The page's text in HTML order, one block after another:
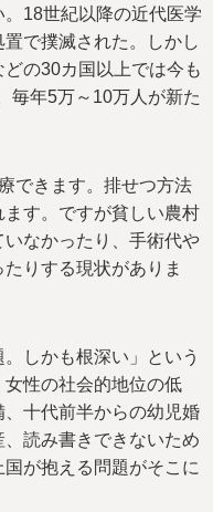
18世紀以降の近代医学
で撲滅された。しかし
の30カ国以上では今も
毎年5万～10万人が新た
できます。排せつ方法
す。ですが貧しい農村
なかったり、手術代や
りする現状がありま
しかも根深い」という
性の社会的地位の低
十代前半からの幼児婚
読み書きできないため
が抱える問題がそこに